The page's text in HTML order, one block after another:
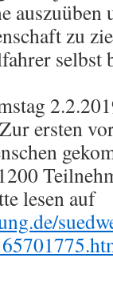
zu
ersten
lesen auf